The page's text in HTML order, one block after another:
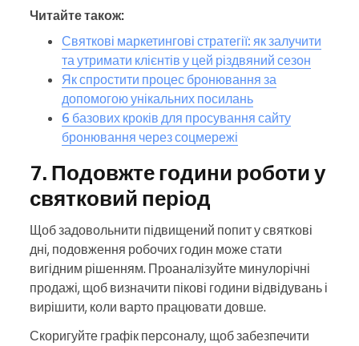
Читайте також:
Святкові маркетингові стратегії: як залучити
та утримати клієнтів у цей різдвяний сезон
Як спростити процес бронювання за
допомогою унікальних посилань
6 базових кроків для просування сайту
бронювання через соцмережі
7. Подовжте години роботи у
святковий період
Щоб задовольнити підвищений попит у святкові
дні, подовження робочих годин може стати
вигідним рішенням. Проаналізуйте минулорічні
продажі, щоб визначити пікові години відвідувань і
вирішити, коли варто працювати довше.
Скоригуйте графік персоналу, щоб забезпечити